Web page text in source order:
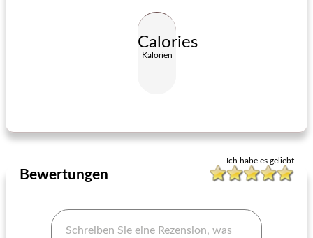
Calories
Kalorien
Ich habe es geliebt
Bewertungen